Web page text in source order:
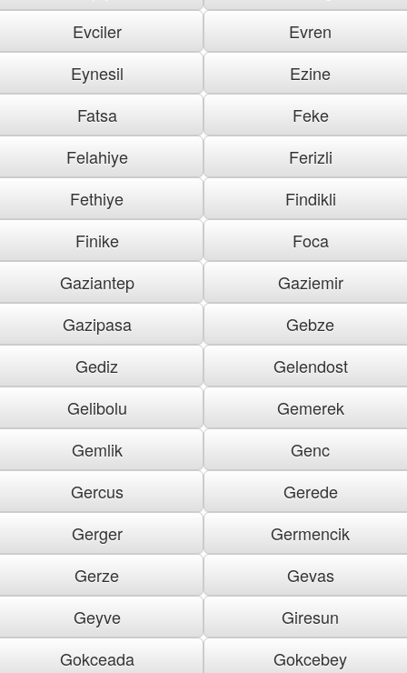
Evciler
Evren
Eynesil
Ezine
Fatsa
Feke
Felahiye
Ferizli
Fethiye
Findikli
Finike
Foca
Gaziantep
Gaziemir
Gazipasa
Gebze
Gediz
Gelendost
Gelibolu
Gemerek
Gemlik
Genc
Gercus
Gerede
Gerger
Germencik
Gerze
Gevas
Geyve
Giresun
Gokceada
Gokcebey